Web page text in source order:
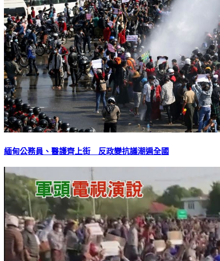
緬甸公務員、醫護齊上街 反政變抗議潮遍全國